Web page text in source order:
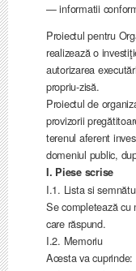
— informatii
Proiectul pentru
realizează o
autorizarea
propriu-zisă.
Proiectul de
provizorii
terenul aferent
domeniul public,
I. Piese scrise
I.1. Lista si
Se completează cu
care răspund.
I.2. Memoriu
Acesta va cuprinde: